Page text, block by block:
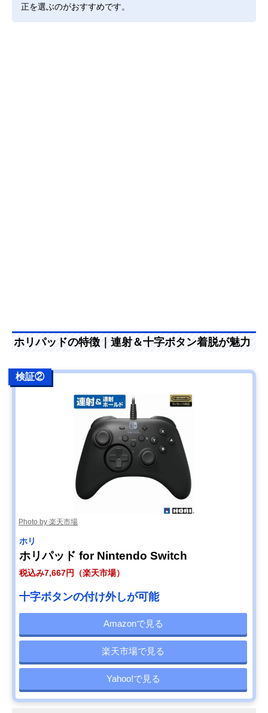
正を選ぶのがおすすめです。
ホリパッドの特徴｜連射＆十字ボタン着脱が魅力
検証②
Photo by 楽天市場
ホリ
ホリパッド for Nintendo Switch
税込み7,667円（楽天市場）
十字ボタンの付け外しが可能
Amazonで見る
楽天市場で見る
Yahoo!で見る